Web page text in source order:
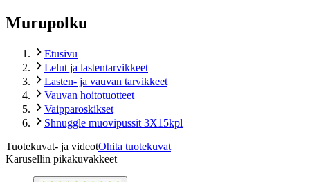
Murupolku
Etusivu
Lelut ja lastentarvikkeet
Lasten- ja vauvan tarvikkeet
Vauvan hoitotuotteet
Vaipparoskikset
Shnuggle muovipussit 3X15kpl
Tuotekuvat- ja videotOhita tuotekuvat
Karusellin pikakuvakkeet